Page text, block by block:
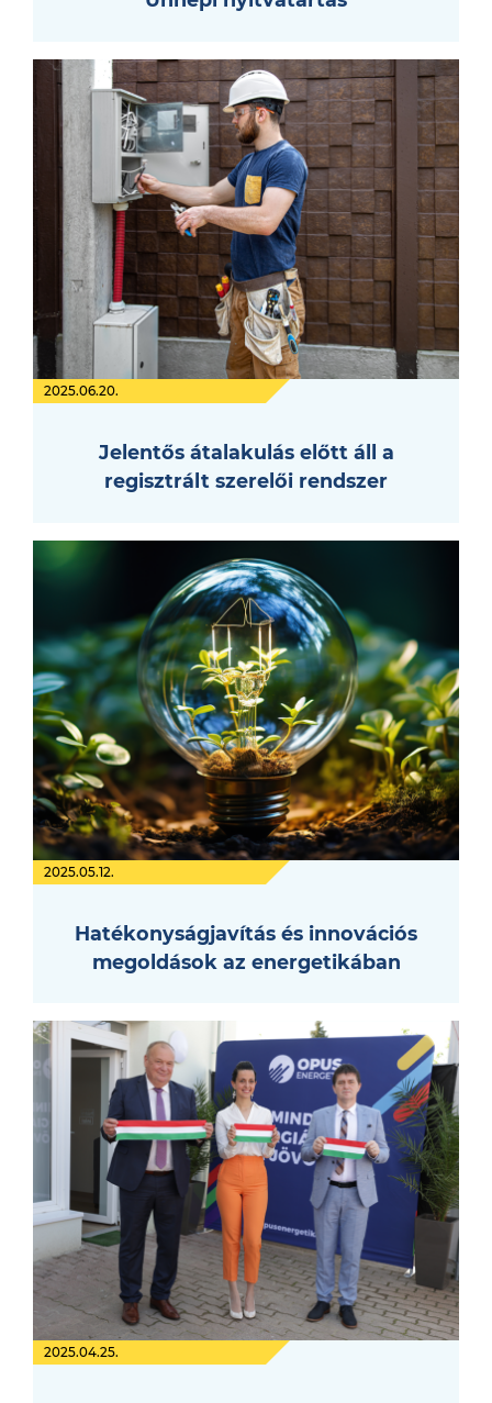
2025.06.20.
Jelentős átalakulás előtt áll a
regisztrált szerelői rendszer
2025.05.12.
Hatékonyságjavítás és innovációs
megoldások az energetikában
2025.04.25.